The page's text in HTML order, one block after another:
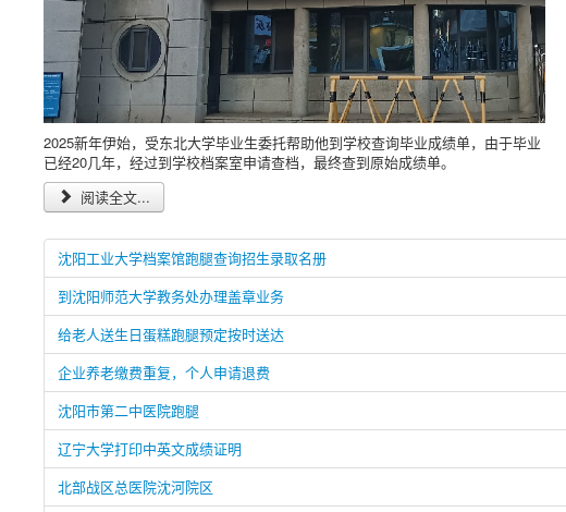
2025新年伊始，受东北大学毕业生委托帮助他到学校查询毕业成绩单，由于毕业
已经20几年，经过到学校档案室申请查档，最终查到原始成绩单。
阅读全文...
沈阳工业大学档案馆跑腿查询招生录取名册
到沈阳师范大学教务处办理盖章业务
给老人送生日蛋糕跑腿预定按时送达
企业养老缴费重复，个人申请退费
沈阳市第二中医院跑腿
辽宁大学打印中英文成绩证明
北部战区总医院沈河院区